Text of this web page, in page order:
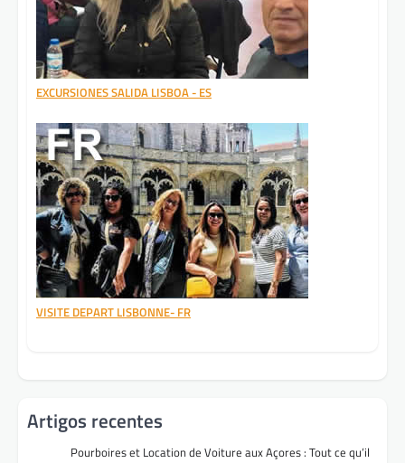
EXCURSIONES SALIDA LISBOA - ES
VISITE DEPART LISBONNE- FR
Artigos recentes
Pourboires et Location de Voiture aux Açores : Tout ce qu’il